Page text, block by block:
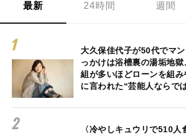
最新 24時間 週間
大久保佳代子が50代でマ
っかけは浴槽裏の湯垢地
組が多いほどローンを組
に言われた“芸能人ならで
〈冷やしキュウリで510